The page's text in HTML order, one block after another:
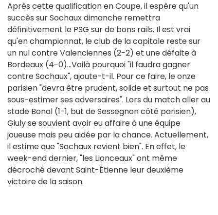
Après cette qualification en Coupe, il espère qu'un
succès sur Sochaux dimanche remettra
définitivement le PSG sur de bons rails. Il est vrai
qu'en championnat, le club de la capitale reste sur
un nul contre Valenciennes (2-2) et une défaite à
Bordeaux (4-0)...Voilà pourquoi "il faudra gagner
contre Sochaux", ajoute-t-il. Pour ce faire, le onze
parisien "devra être prudent, solide et surtout ne pas
sous-estimer ses adversaires". Lors du match aller au
stade Bonal (1-1, but de Sessegnon côté parisien),
Giuly se souvient avoir eu affaire à une équipe
joueuse mais peu aidée par la chance. Actuellement,
il estime que "Sochaux revient bien". En effet, le
week-end dernier, "les Lionceaux" ont même
décroché devant Saint-Étienne leur deuxième
victoire de la saison.